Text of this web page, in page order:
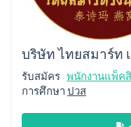
บริษัท ไทยสมาร์ท
รับสมัคร พนักงานแพ็ค
การศึกษา ปวส